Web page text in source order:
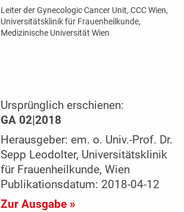
Leiter der Gynecologic Cancer Unit, CCC Wien,
Universitätsklinik für Frauenheilkunde,
Medizinische Universität Wien
Ursprünglich erschienen:
GA 02|2018
Herausgeber: em. o. Univ.-Prof. Dr.
Sepp Leodolter, Universitätsklinik
für Frauenheilkunde, Wien
Publikationsdatum: 2018-04-12
Zur Ausgabe »